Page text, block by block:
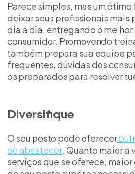
Parece simples, mas um
deixar seus profissionais mais
dia a dia, entregando o melhor
consumidor. Promovendo
também prepara sua equipe
frequentes, dúvidas dos
os preparados para resolver
Diversifique
O seu posto pode oferecer
de abastecer. Quanto maior a
serviços que se oferece,